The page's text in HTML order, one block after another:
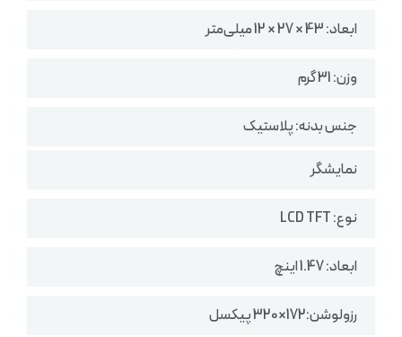
ابعاد: 43 × 27 × 12 میلی‌متر
وزن: 31 گرم
جنس بدنه: پلاستیک
نمایشگر
نوع: LCD TFT
ابعاد: 1.47 اینچ
رزولوشن:172×320 پیکسل